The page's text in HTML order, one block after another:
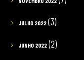
JULHO 2022(3)
JUNHO 2022(2)